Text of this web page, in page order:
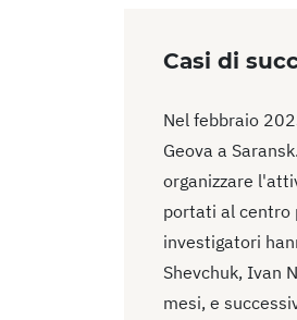
Casi di
Nel febbraio
Geova a
organizzare
portati al centro
investigatori
Shevchuk, Ivan
mesi, e